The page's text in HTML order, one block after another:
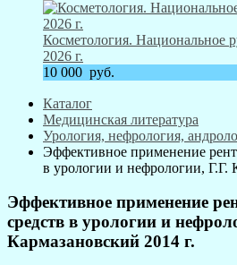
Косметология. Национальное
2026 г.
10 000 руб.
Каталог
Медицинская литература
Урология, нефрология,
Эффективное применение
в урологии и нефрологии, Г.Г.
Эффективное применение
средств в урологии и
Кармазановский 2014 г.